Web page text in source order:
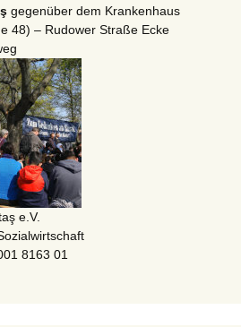
gegenüber dem Krankenhaus
48) – Rudower Straße Ecke
e.V.
8163 01